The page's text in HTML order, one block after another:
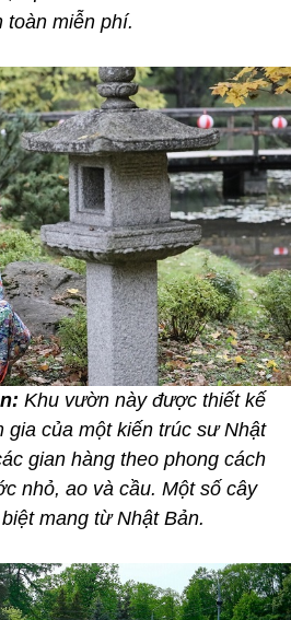
toàn miễn phí.
Khu vườn này được thiết kế
gia của một kiến trúc sư Nhật
gian hàng theo phong cách
nhỏ, ao và cầu. Một số cây
mang từ Nhật Bản.